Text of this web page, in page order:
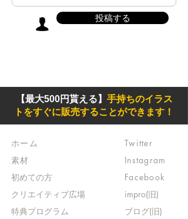
投稿する
【最大500円貰える】 手持ちのイラス
トをすぐに販売することができます！
ホーム
素材
初めての方
​クリエイティブ広場
​特典プログラム
Twitter
Instagram
Facebook
impro(旧)​
ブログ(旧)